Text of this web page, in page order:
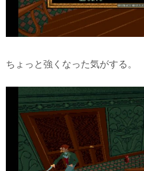
ちょっと強くなった気がする。